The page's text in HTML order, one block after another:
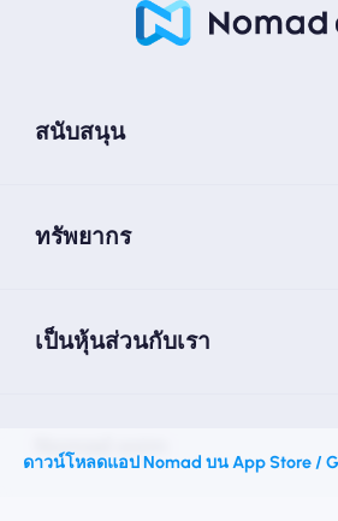
สนับสนุน
ทรัพยากร
เป็นหุ้นส่วนกับเรา
Nomad esim
ดาวน์โหลดแอป Nomad บน App Store /